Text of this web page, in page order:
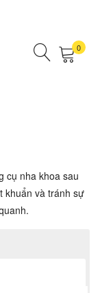
0
cụ nha khoa sau
khuẩn và tránh sự